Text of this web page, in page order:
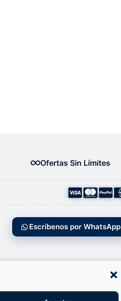
Ofertas Sin Límites
Escríbenos por WhatsApp